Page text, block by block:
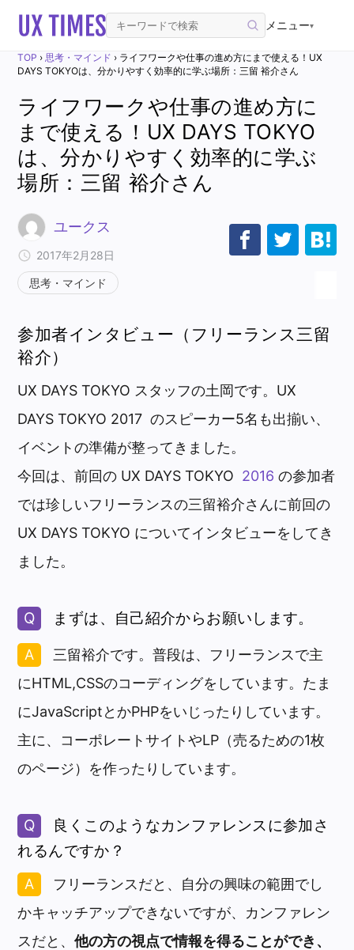
メニュー▾
TOP ›思考・マインド › ライフワークや仕事の進め方にまで使える！UX
DAYS TOKYOは、分かりやすく効率的に学ぶ場所：三留 裕介さん
ライフワークや仕事の進め方に
まで使える！UX DAYS TOKYO
は、分かりやすく効率的に学ぶ
場所：三留 裕介さん
ユークス
2017年2月28日
思考・マインド
参加者インタビュー（フリーランス三留
裕介）
UX DAYS TOKYO スタッフの土岡です。UX
DAYS TOKYO 2017 のスピーカー5名も出揃い、
イベントの準備が整ってきました。
今回は、前回の UX DAYS TOKYO 2016 の参加者
では珍しいフリーランスの三留裕介さんに前回の
UX DAYS TOKYO についてインタビューをしてき
ました。
まずは、自己紹介からお願いします。
三留裕介です。普段は、フリーランスで主
にHTML,CSSのコーディングをしています。たま
にJavaScriptとかPHPをいじったりしています。
主に、コーポレートサイトやLP（売るための1枚
のページ）を作ったりしています。
良くこのようなカンファレンスに参加さ
れるんですか？
フリーランスだと、自分の興味の範囲でし
かキャッチアップできないですが、カンファレン
スだと、他の方の視点で情報を得ることができ、